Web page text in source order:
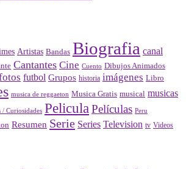
Artistas Bandas Biografia canal
Cantantes Cine Cuento Dibujos Animados
futbol Grupos historia imágenes Libro
musica de reggaeton Musica Gratis musical musicas
/ Curiosidades Pelicula Películas Peru
Resumen Serie Series Television tv Videos